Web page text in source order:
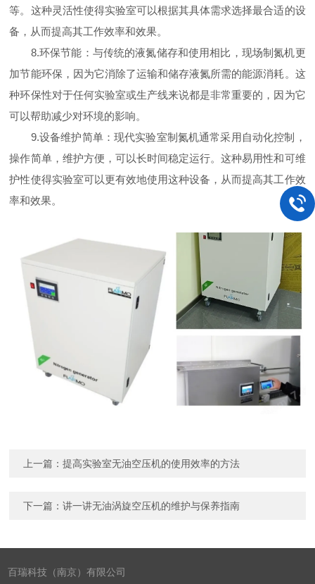
等。这种灵活性使得实验室可以根据其具体需求选择最合适的设
备，从而提高其工作效率和效果。
8.环保节能：与传统的液氮储存和使用相比，现场制氮机更
加节能环保，因为它消除了运输和储存液氮所需的能源消耗。这
种环保性对于任何实验室或生产线来说都是非常重要的，因为它
可以帮助减少对环境的影响。
9.设备维护简单：现代实验室制氮机通常采用自动化控制，
操作简单，维护方便，可以长时间稳定运行。这种易用性和可维
护性使得实验室可以更有效地使用这种设备，从而提高其工作效
率和效果。
上一篇：提高实验室无油空压机的使用效率的方法
下一篇：讲一讲无油涡旋空压机的维护与保养指南
百瑞科技（南京）有限公司